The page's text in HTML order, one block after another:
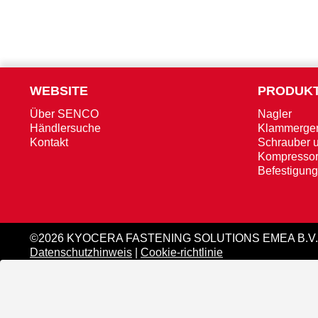
WEBSITE
Über SENCO
Händlersuche
Kontakt
Nagler
Schrauber
©2026 KYOCERA FASTENING SOLUTIONS EMEA B.V.
Datenschutzhinweis
Cookie-richtlinie